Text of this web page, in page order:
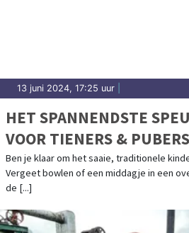
13 juni 2024, 17:25 uur
HET SPANNENDSTE
VOOR TIENERS &
Ben je klaar om het saaie, traditionele
Vergeet bowlen of een middagje in een
de [...]